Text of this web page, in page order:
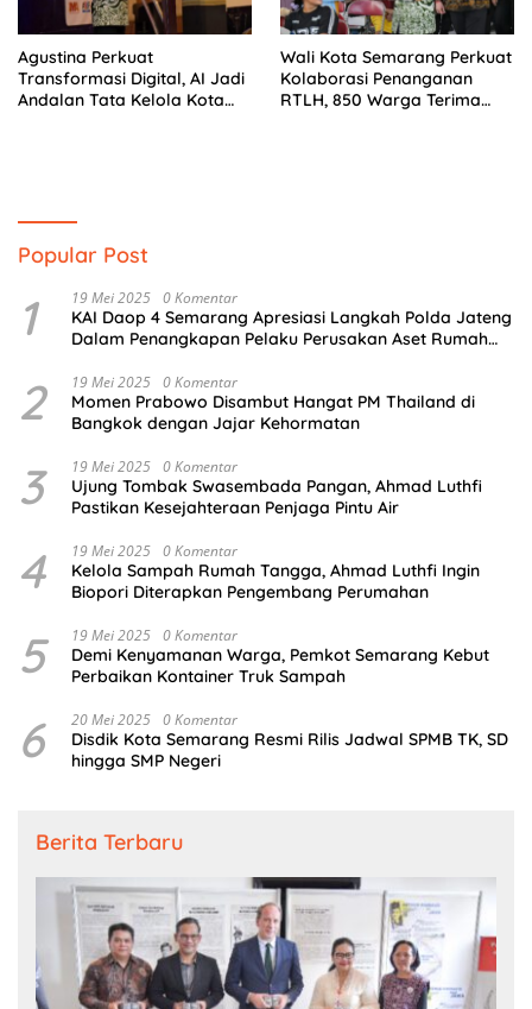
Agustina Perkuat
Transformasi Digital, AI Jadi
Andalan Tata Kelola Kota
Wali Kota Semarang Perkuat
Kolaborasi Penanganan
RTLH, 850 Warga Terima
Popular Post
1 19 Mei 2025 0 Komentar
KAI Daop 4 Semarang Apresiasi Langkah Polda Jateng
Dalam Penangkapan Pelaku Perusakan Aset Rumah
2 19 Mei 2025 0 Komentar
Momen Prabowo Disambut Hangat PM Thailand di
Bangkok dengan Jajar Kehormatan
3 19 Mei 2025 0 Komentar
Ujung Tombak Swasembada Pangan, Ahmad Luthfi
Pastikan Kesejahteraan Penjaga Pintu Air
4 19 Mei 2025 0 Komentar
Kelola Sampah Rumah Tangga, Ahmad Luthfi Ingin
Biopori Diterapkan Pengembang Perumahan
5 19 Mei 2025 0 Komentar
Demi Kenyamanan Warga, Pemkot Semarang Kebut
Perbaikan Kontainer Truk Sampah
6 20 Mei 2025 0 Komentar
Disdik Kota Semarang Resmi Rilis Jadwal SPMB TK, SD
hingga SMP Negeri
Berita Terbaru